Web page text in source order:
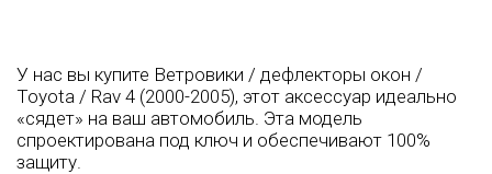
У нас вы купите Ветровики / дефлекторы окон /
Toyota / Rav 4 (2000-2005), этот аксессуар идеально
«сядет» на ваш автомобиль. Эта модель
спроектирована под ключ и обеспечивают 100%
защиту.